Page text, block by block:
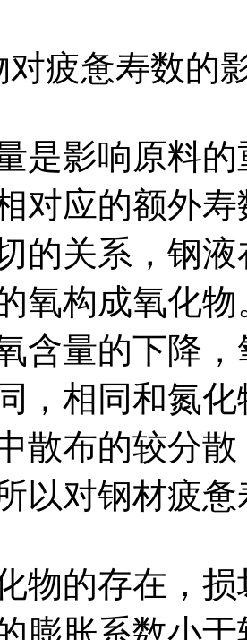
对疲惫寿数的
是影响原料
对应的额外
的关系，钢
氧构成氧化
含量的下降
，相同和氮
散布的较分
以对钢材疲
物的存在，